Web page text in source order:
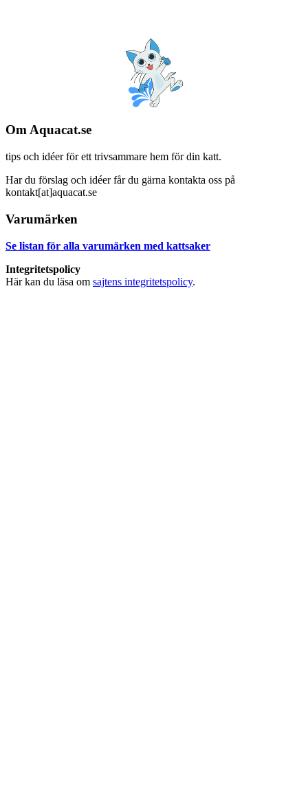
Om Aquacat.se
tips och idéer för ett trivsammare hem för din katt.
Har du förslag och idéer får du gärna kontakta oss på
kontakt[at]aquacat.se
Varumärken
Se listan för alla varumärken med kattsaker
Integritetspolicy
Här kan du läsa om sajtens integritetspolicy.